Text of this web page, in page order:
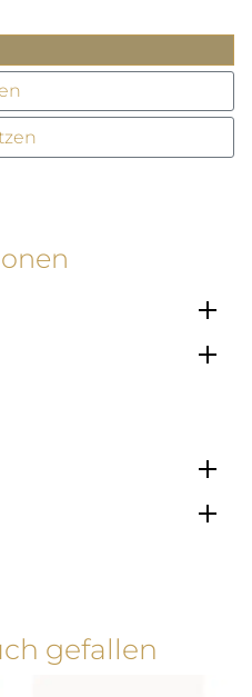
gefallen